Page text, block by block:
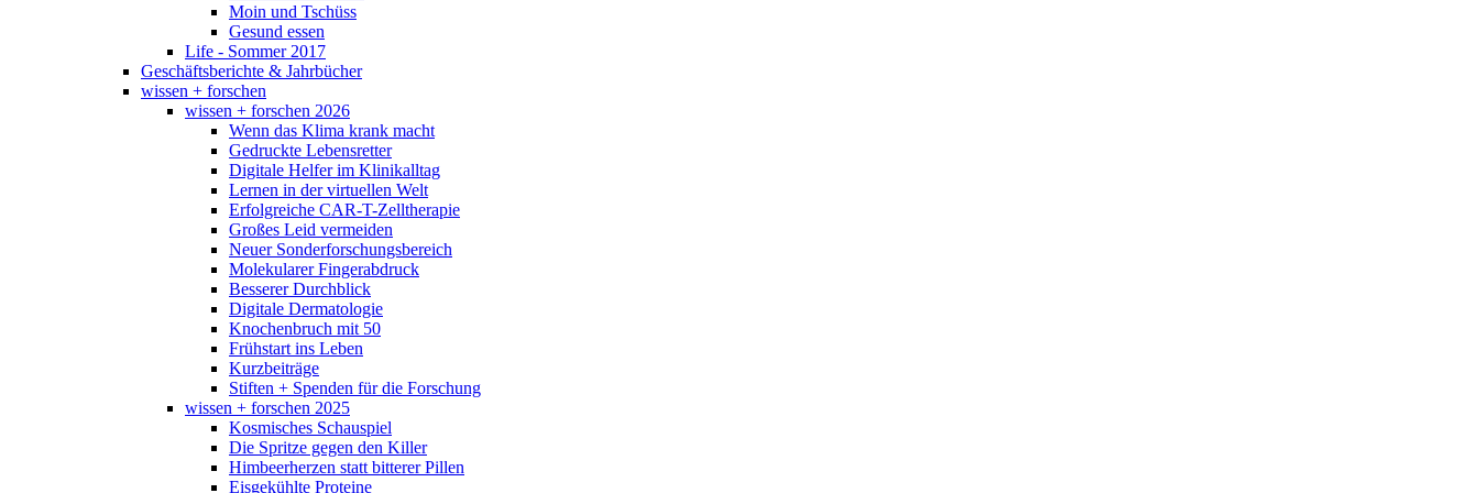
Moin und Tschüss
Gesund essen
Life - Sommer 2017
Geschäftsberichte & Jahrbücher
wissen + forschen
wissen + forschen 2026
Wenn das Klima krank macht
Gedruckte Lebensretter
Digitale Helfer im Klinikalltag
Lernen in der virtuellen Welt
Erfolgreiche CAR-T-Zelltherapie
Großes Leid vermeiden
Neuer Sonderforschungsbereich
Molekularer Fingerabdruck
Besserer Durchblick
Digitale Dermatologie
Knochenbruch mit 50
Frühstart ins Leben
Kurzbeiträge
Stiften + Spenden für die Forschung
wissen + forschen 2025
Kosmisches Schauspiel
Die Spritze gegen den Killer
Himbeerherzen statt bitterer Pillen
Eisgekühlte Proteine